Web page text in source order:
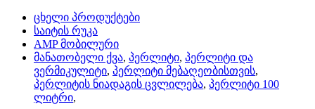
ცხელი პროდუქტები
საიტის რუკა
AMP მობილური
მანათობელი ქვა, პერლიტი, პერლიტი და
ვერმიკულიტი, პერლიტი მებაღეობისთვის,
პერლიტის ნიადაგის ცვლილება, პერლიტი 100
ლიტრი,